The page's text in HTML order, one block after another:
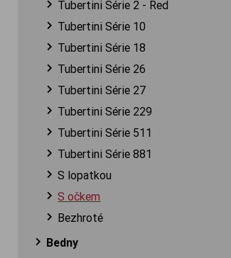
Tubertini Série 2 - Red
Tubertini Série 10
Tubertini Série 18
Tubertini Série 26
Tubertini Série 27
Tubertini Série 229
Tubertini Série 511
Tubertini Série 881
S lopatkou
S očkem
Bezhroté
Bedny